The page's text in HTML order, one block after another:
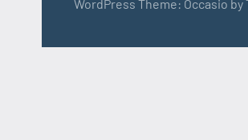
WordPress Theme: Occasio by